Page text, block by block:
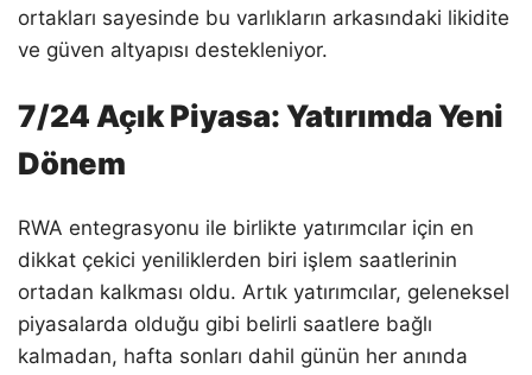
ortakları sayesinde bu varlıkların arkasındaki likidite
ve güven altyapısı destekleniyor.
7/24 Açık Piyasa: Yatırımda Yeni
Dönem
RWA entegrasyonu ile birlikte yatırımcılar için en
dikkat çekici yeniliklerden biri işlem saatlerinin
ortadan kalkması oldu. Artık yatırımcılar, geleneksel
piyasalarda olduğu gibi belirli saatlere bağlı
kalmadan, hafta sonları dahil günün her anında